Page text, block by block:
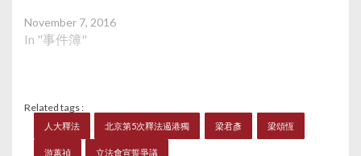
對中國無禮言論，嘲弄
宣誓程序，「比單純拒
完全蔑視其公職的憲法
基礎」，已經構成「忽
略」宣誓，故政府要求
November 7, 2016
In "事件簿"
Related tags :
人大釋法 北京第5次釋法遏港獨 梁君彥 梁頌恆
游蕙禎 立法會宣誓爭議